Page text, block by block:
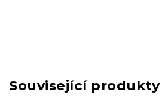
Související produkty